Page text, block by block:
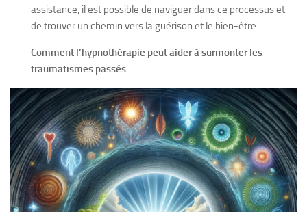
assistance, il est possible de naviguer dans ce processus et
de trouver un chemin vers la guérison et le bien-être.
Comment l’hypnothérapie peut aider à surmonter les
traumatismes passés